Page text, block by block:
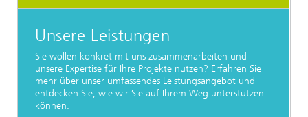
Unsere Leistungen
Sie wollen konkret mit uns zusammenarbeiten und
unsere Expertise für Ihre Projekte nutzen? Erfahren Sie
mehr über unser umfassendes Leistungsangebot und
entdecken Sie, wie wir Sie auf Ihrem Weg unterstützen
können.